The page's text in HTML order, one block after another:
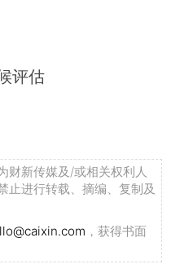
评估
财新传媒及/或相关权利人
止进行转载、摘编、复制及
，获得书面